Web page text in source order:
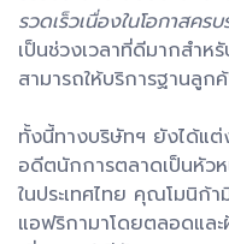
รวดเร็วเนื่องในโอกาสค
เป็นช่วงเวลาที่ดีมากสำห
สามารถให้บริการฐานลูก
ทั้งนี้ทางบริษัทฯ ยังได้แ
อดีตนักการตลาดเป็นหัว
ในประเทศไทย คุณโมนิก้
แอฟริกามาโดยตลอดแล